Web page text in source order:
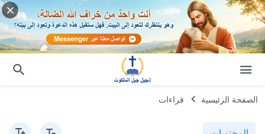
الصفحة الرئيسية قراءات